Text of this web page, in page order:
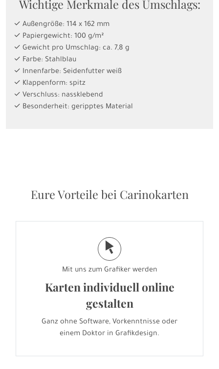
Wichtige Merkmale des Umschlags:
✓ Außengröße: 114 x 162 mm
✓ Papiergewicht: 100 g/m²
✓ Gewicht pro Umschlag: ca. 7,8 g
✓ Farbe: Stahlblau
✓ Innenfarbe: Seidenfutter weiß
✓ Klappenform: spitz
✓ Verschluss: nassklebend
✓ Besonderheit: geripptes Material
Eure Vorteile bei Carinokarten
j
Mit uns zum Grafiker werden
Karten individuell online
gestalten
Ganz ohne Software, Vorkenntnisse oder
einem Doktor in Grafikdesign.